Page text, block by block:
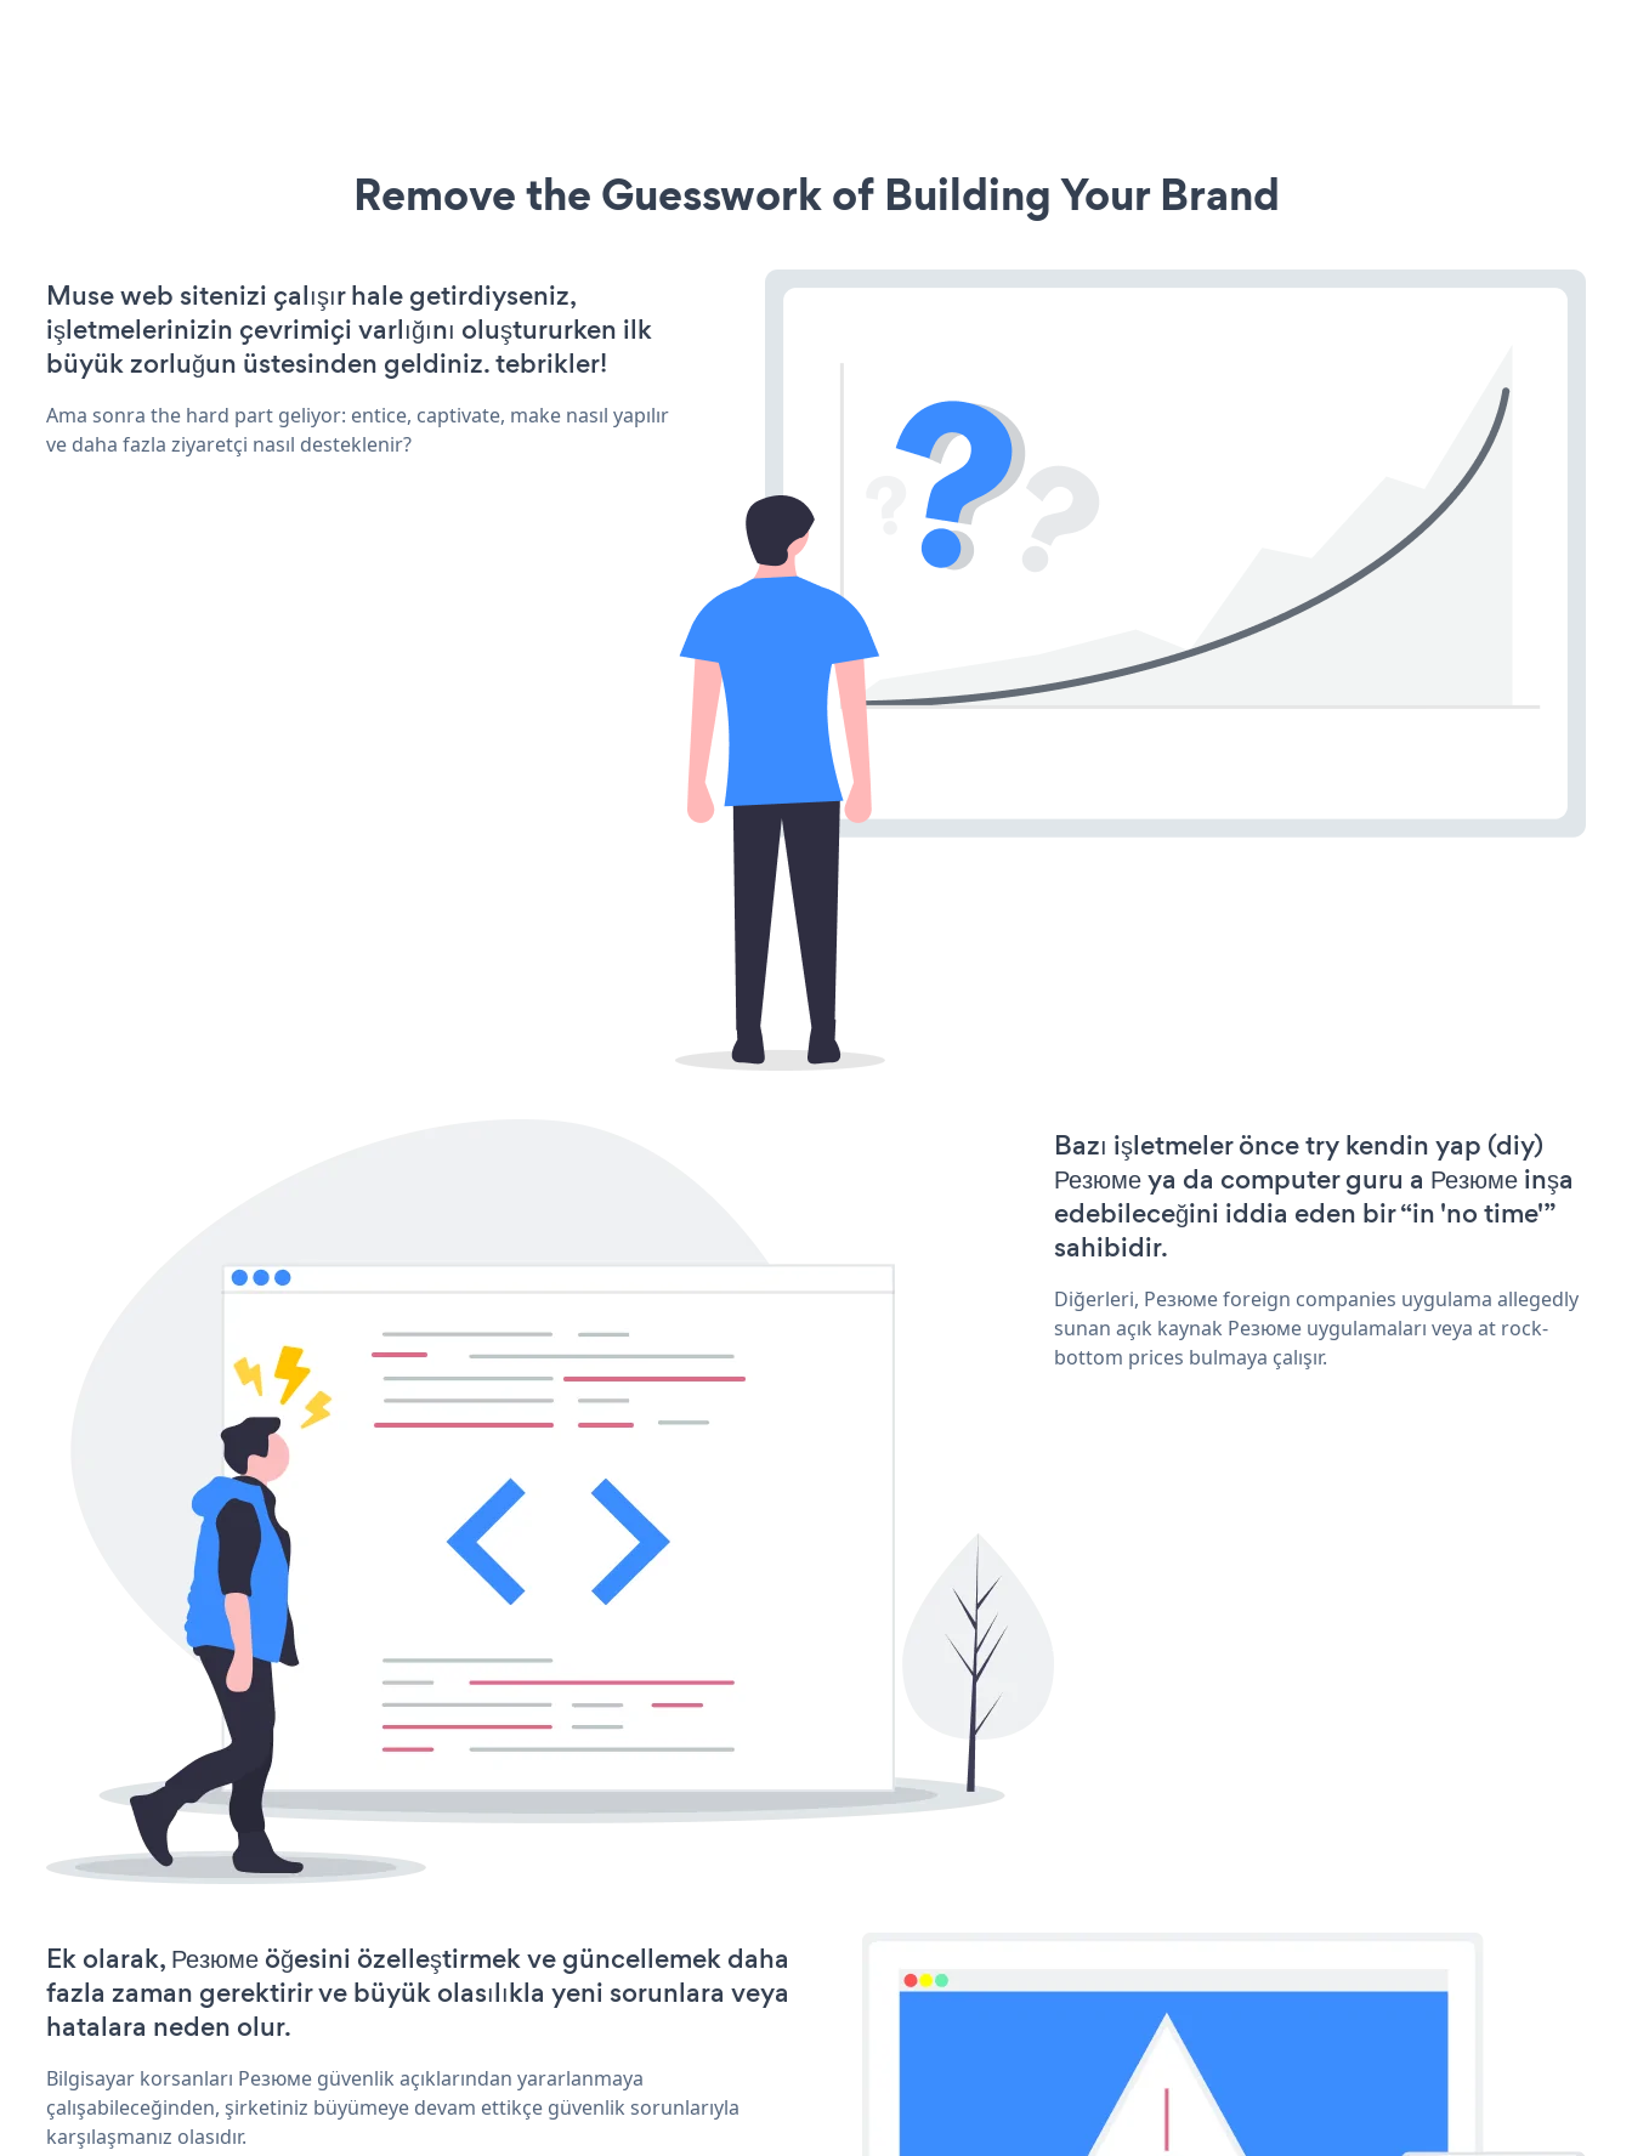
Remove the Guesswork of Building Your Brand
Muse web sitenizi çalışır hale getirdiyseniz,
işletmelerinizin çevrimiçi varlığını oluştururken ilk
büyük zorluğun üstesinden geldiniz. tebrikler!
Ama sonra the hard part geliyor: entice, captivate, make nasıl yapılır
ve daha fazla ziyaretçi nasıl desteklenir?
Bazı işletmeler önce try kendin yap (diy)
Резюме ya da computer guru a Резюме inşa
edebileceğini iddia eden bir “in 'no time'”
sahibidir.
Diğerleri, Резюме foreign companies uygulama allegedly
sunan açık kaynak Резюме uygulamaları veya at rock-
bottom prices bulmaya çalışır.
Ek olarak, Резюме öğesini özelleştirmek ve güncellemek daha
fazla zaman gerektirir ve büyük olasılıkla yeni sorunlara veya
hatalara neden olur.
Bilgisayar korsanları Резюме güvenlik açıklarından yararlanmaya
çalışabileceğinden, şirketiniz büyümeye devam ettikçe güvenlik sorunlarıyla
karşılaşmanız olasıdır.